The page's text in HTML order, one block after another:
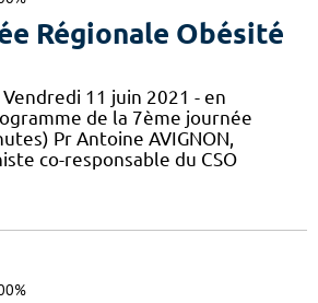
Régionale Obésité
11 juin 2021 - en
de la 7ème journée
Pr Antoine AVIGNON,
co-responsable du CSO